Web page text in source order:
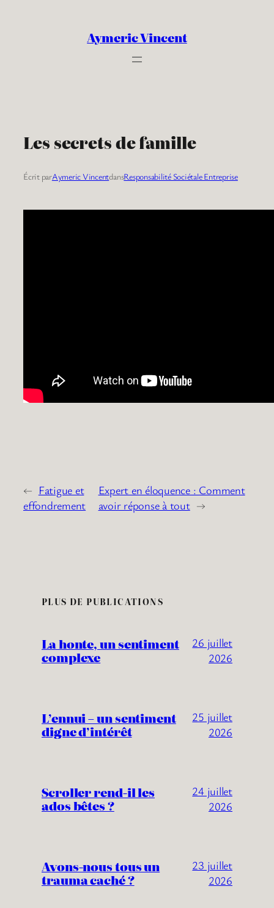
Aymeric Vincent
Les secrets de famille
Écrit parAymeric VincentdansResponsabilité Sociétale Entreprise
← Fatigue et
effondrement
Expert en éloquence : Comment
avoir réponse à tout →
PLUS DE PUBLICATIONS
La honte, un sentiment
complexe
26 juillet
2026
L’ennui – un sentiment
digne d’intérêt
25 juillet
2026
Scroller rend-il les
ados bêtes ?
24 juillet
2026
Avons-nous tous un
trauma caché ?
23 juillet
2026